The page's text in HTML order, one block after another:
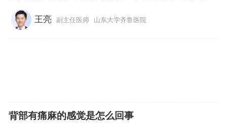
部...
王亮
副主任医师 山东大学齐鲁医院
背部有痛麻的感觉是怎么回事